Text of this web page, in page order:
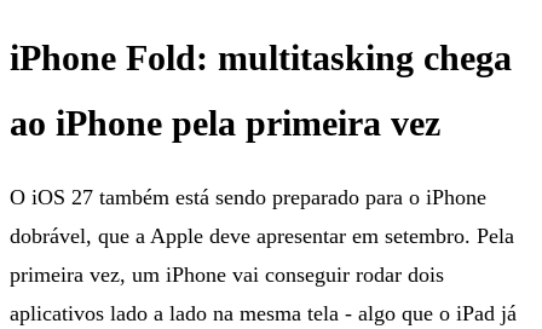
iPhone Fold: multitasking chega
ao iPhone pela primeira vez
O iOS 27 também está sendo preparado para o iPhone
dobrável, que a Apple deve apresentar em setembro. Pela
primeira vez, um iPhone vai conseguir rodar dois
aplicativos lado a lado na mesma tela - algo que o iPad já